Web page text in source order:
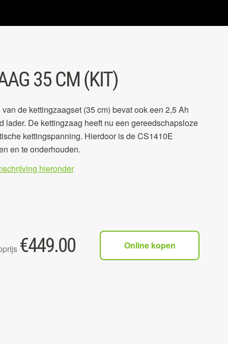
35 CM (KIT)
de kettingzaagset (35 cm) bevat ook een 2,5 Ah
lader. De kettingzaag heeft nu een gereedschapsloze
kettingspanning. Hierdoor is de CS1410E
en te onderhouden.
hieronder
€449.00 Online kopen